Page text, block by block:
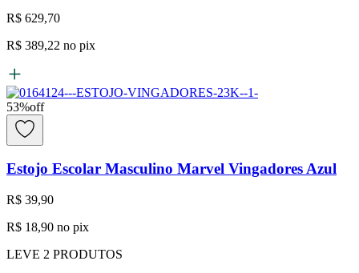
R$ 629,70
R$ 389,22 no pix
53%off
Estojo Escolar Masculino Marvel Vingadores Azul
R$ 39,90
R$ 18,90 no pix
LEVE 2 PRODUTOS